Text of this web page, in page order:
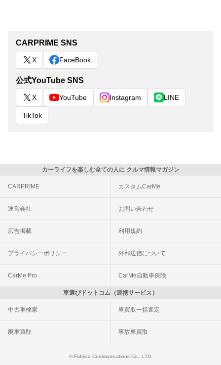
CARPRIME SNS
X FaceBook
公式YouTube SNS
X YouTube Instagram LINE
TikTok
カーライフを楽しむ全ての人に クルマ情報マガジン
CARPRIME カスタムCarMe
運営会社 お問い合わせ
広告掲載 利用規約
プライバシーポリシー 外部送信について
CarMe Pro CarMe自動車保険
車選びドットコム（連携サービス）
中古車検索 車買取一括査定
廃車買取 事故車買取
© Fabrica Communications Co., LTD.